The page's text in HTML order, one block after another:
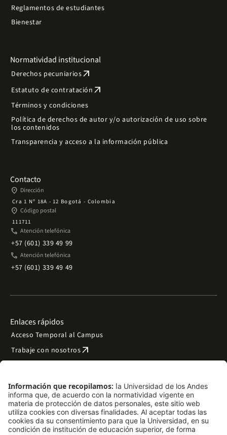
Reglamentos de estudiantes
Bienestar
Normatividad institucional
Derechos pecuniariosarrow_outward
Estatuto de contratación arrow_outward
Términos y condiciones
Política de derechos de autor y/o autorización de uso sobre
los contenidos
Transparencia y acceso a la información pública
Contacto
place Dirección
Cra 1 Nº 18A - 12 Bogotá - Colombia
place Código postal
111711
phone Atención telefónica
+57 (601) 339 49 99
phone Atención telefónica
+57 (601) 339 49 49
Enlaces rápidos
Acceso Temporal al Campus
Trabaje con nosotrosarrow_outward
Preguntas frecuentes
Filantropía y donacionesarrow_outward
Mapa del sitio arrow_outward